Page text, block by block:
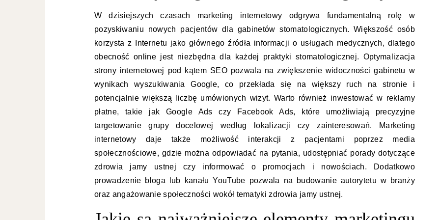
W dzisiejszych czasach marketing internetowy odgrywa fundamentalną rolę w
pozyskiwaniu nowych pacjentów dla gabinetów stomatologicznych. Większość osób
korzysta z Internetu jako głównego źródła informacji o usługach medycznych, dlatego
obecność online jest niezbędna dla każdej praktyki stomatologicznej. Optymalizacja
strony internetowej pod kątem SEO pozwala na zwiększenie widoczności gabinetu w
wynikach wyszukiwania Google, co przekłada się na większy ruch na stronie i
potencjalnie większą liczbę umówionych wizyt. Warto również inwestować w reklamy
płatne, takie jak Google Ads czy Facebook Ads, które umożliwiają precyzyjne
targetowanie grupy docelowej według lokalizacji czy zainteresowań. Marketing
internetowy daje także możliwość interakcji z pacjentami poprzez media
społecznościowe, gdzie można odpowiadać na pytania, udostępniać porady dotyczące
zdrowia jamy ustnej czy informować o promocjach i nowościach. Dodatkowo
prowadzenie bloga lub kanału YouTube pozwala na budowanie autorytetu w branży
oraz angażowanie społeczności wokół tematyki zdrowia jamy ustnej.